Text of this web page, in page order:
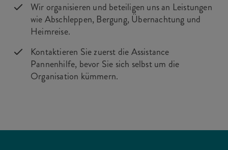
Wir organisieren und beteiligen uns an Leistungen
wie Abschleppen, Bergung, Übernachtung und
Heimreise.
Kontaktieren Sie zuerst die Assistance
Pannenhilfe, bevor Sie sich selbst um die
Organisation kümmern.